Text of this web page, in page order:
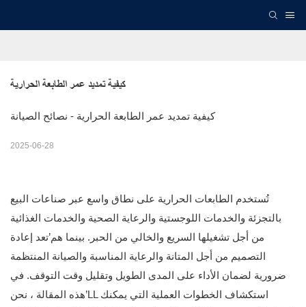
كيفية تمديد عمر الطابعة الحرارية
كيفية تمديد عمر الطابعة الحرارية - نصائح الصيانة
2025-06-28
تُستخدم الطابعات الحرارية على نطاق واسع عبر صناعات البيع
بالتجزئة والخدمات اللوجستية والرعاية الصحية والخدمات الغذائية
من أجل تشغيلها السريع والخالي من الحبر. بينما هم’تعد إعادة
التصميم من أجل المتانة والرعاية المناسبة والصيانة المنتظمة
ضرورية لضمان الأداء على المدى الطويل وتقليل وقت التوقف. في
هذه المقالة ، نحن’LL استكشاف الخطوات العملية التي يمكنك